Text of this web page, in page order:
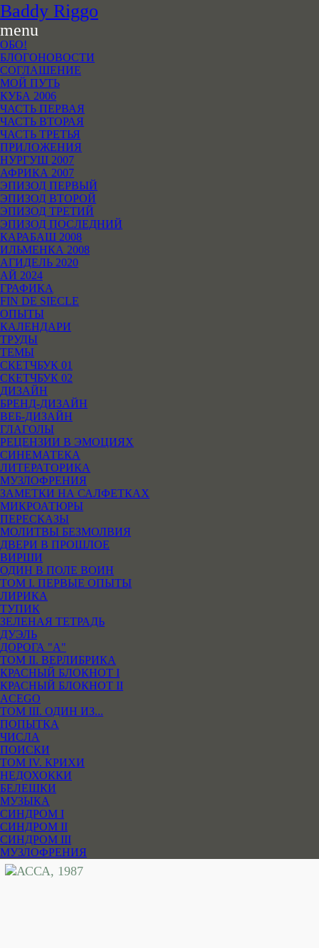
Baddy Riggo
menu
ОБО!
БЛОГОНОВОСТИ
СОГЛАШЕНИЕ
МОЙ ПУТЬ
КУБА 2006
ЧАСТЬ ПЕРВАЯ
ЧАСТЬ ВТОРАЯ
ЧАСТЬ ТРЕТЬЯ
ПРИЛОЖЕНИЯ
НУРГУШ 2007
АФРИКА 2007
ЭПИЗОД ПЕРВЫЙ
ЭПИЗОД ВТОРОЙ
ЭПИЗОД ТРЕТИЙ
ЭПИЗОД ПОСЛЕДНИЙ
КАРАБАШ 2008
ИЛЬМЕНКА 2008
АГИДЕЛЬ 2020
АЙ 2024
ГРАФИКА
FIN DE SIECLE
ОПЫТЫ
КАЛЕНДАРИ
ТРУДЫ
ТЕМЫ
СКЕТЧБУК 01
СКЕТЧБУК 02
ДИЗАЙН
БРЕНД-ДИЗАЙН
ВЕБ-ДИЗАЙН
ГЛАГОЛЫ
РЕЦЕНЗИИ В ЭМОЦИЯХ
СИНЕМАТЕКА
ЛИТЕРАТОРИКА
МУЗЛОФРЕНИЯ
ЗАМЕТКИ НА САЛФЕТКАХ
МИКРОАТЮРЫ
ПЕРЕСКАЗЫ
МОЛИТВЫ БЕЗМОЛВИЯ
ДВЕРИ В ПРОШЛОЕ
ВИРШИ
ОДИН В ПОЛЕ ВОИН
ТОМ I. ПЕРВЫЕ ОПЫТЫ
ЛИРИКА
ТУПИК
ЗЕЛЕНАЯ ТЕТРАДЬ
ДУЭЛЬ
ДОРОГА "А"
ТОМ II. ВЕРЛИБРИКА
КРАСНЫЙ БЛОКНОТ I
КРАСНЫЙ БЛОКНОТ II
ACEGO
ТОМ III. ОДИН ИЗ...
ПОПЫТКА
ЧИСЛА
ПОИСКИ
ТОМ IV. КРИХИ
НЕДОХОККИ
БЕЛЕШКИ
МУЗЫКА
СИНДРОМ I
СИНДРОМ II
СИНДРОМ III
МУЗЛОФРЕНИЯ